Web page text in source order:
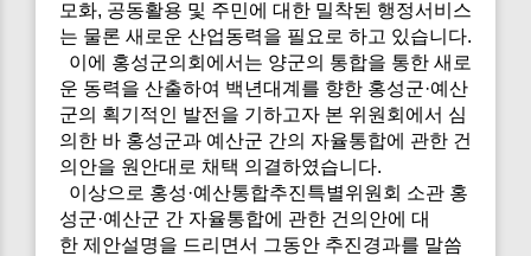
모화, 공동활용 및 주민에 대한 밀착된 행정서비스
는 물론 새로운 산업동력을 필요로 하고 있습니다.
이에 홍성군의회에서는 양군의 통합을 통한 새로
운 동력을 산출하여 백년대계를 향한 홍성군·예산
군의 획기적인 발전을 기하고자 본 위원회에서 심
의한 바 홍성군과 예산군 간의 자율통합에 관한 건
의안을 원안대로 채택 의결하였습니다.
이상으로 홍성·예산통합추진특별위원회 소관 홍
성군·예산군 간 자율통합에 관한 건의안에 대
한 제안설명을 드리면서 그동안 추진경과를 말씀